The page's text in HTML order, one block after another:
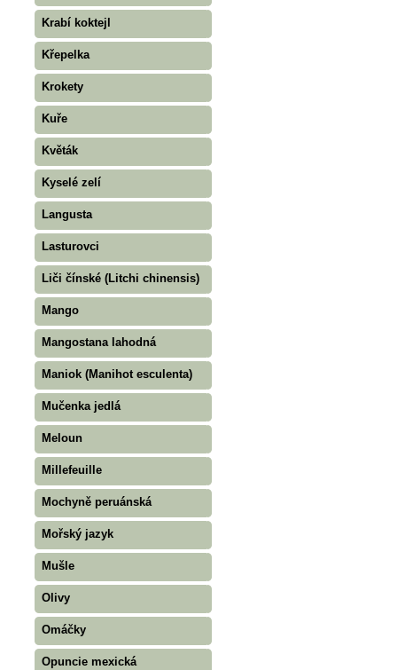
Krabí koktejl
Křepelka
Krokety
Kuře
Květák
Kyselé zelí
Langusta
Lasturovci
Liči čínské (Litchi chinensis)
Mango
Mangostana lahodná
Maniok (Manihot esculenta)
Mučenka jedlá
Meloun
Millefeuille
Mochyně peruánská
Mořský jazyk
Mušle
Olivy
Omáčky
Opuncie mexická